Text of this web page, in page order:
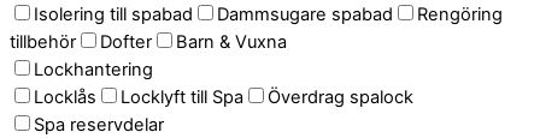
Isolering till spabad
Dammsugare spabad
Rengöring
tillbehör
Dofter
Barn & Vuxna
Lockhantering
Locklås
Locklyft till Spa
Överdrag spalock
Spa reservdelar